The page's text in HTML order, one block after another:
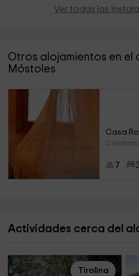
Ver todas las
Otros alojamientos en el
Móstoles
Casa
7
Actividades cerca del
Tirolina